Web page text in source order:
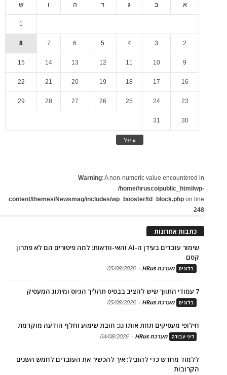
א ב ג ד ה ו ש
« יול
1
2
3
4
5
6
7
8
9
10
11
12
13
14
15
16
17
18
19
20
21
22
23
24
25
26
27
28
29
30
31
Warning: A non-numeric value encountered in
/home/hrusco/public_html/wp-
content/themes/Newsmag/includes/wp_booster/td_block.php on line
248
כתבות אחרונות
שימור עובדים בעידן ה-AI והאי-וודאות: למה פיטורים הם לא פתרון
קסם
בלוגים מערכת HRus -
05/08/2026
7 עמודי התווך שיש להציב בבסיס תהליך הגיוס ומיתוג המעסיק
בלוגים מערכת HRus -
05/08/2026
חילופי מעסיקים תחת אותו גג: חובת שימוע וחלף הודעה מוקדמת
דיני עבודה מערכת HRus -
04/08/2026
ללמוד מחדש כדי להוביל: איך להכשיר את העובדים לחמש השנים
הקרובות